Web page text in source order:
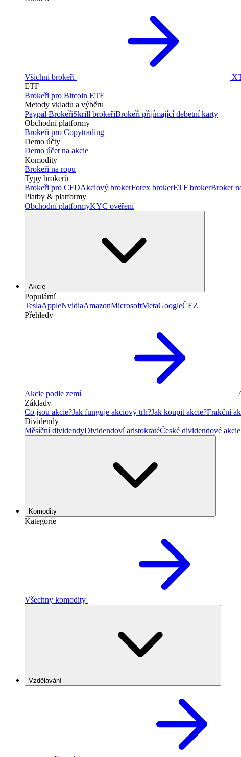
Všichni brokeři
ETF
Brokeři pro Bitcoin ETF
Metody vkladu a výběru
Paypal BrokeřiSkrill brokeřiBrokeři přijímající debetní karty
Obchodní platformy
Brokeři pro Copytrading
Demo účty
Demo účet na akcie
Komodity
Brokeři na ropu
Typy brokerů
Brokeři pro CFDAkciový brokerForex brokerETF brokerBroker
Platby & platformy
Obchodní platformyKYC ověření
Akcie
Populární
TeslaAppleNvidiaAmazonMicrosoftMetaGoogleČEZ
Přehledy
Akcie podle zemí
Základy
Co jsou akcie?Jak funguje akciový trh?Jak koupit akcie?Frakční
Dividendy
Měsíční dividendyDividendoví aristokratéČeské dividendové akcie
Komodity
Kategorie
Všechny komodity
Vzdělávání